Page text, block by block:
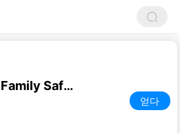
Microsoft Family Safety
얻다